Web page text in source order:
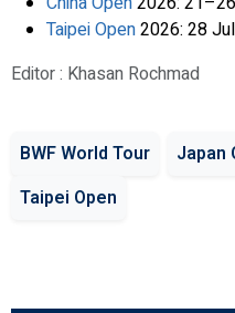
Taipei Open2026: 28
Editor : Khasan Rochmad
BWF World Tour Japan
Taipei Open